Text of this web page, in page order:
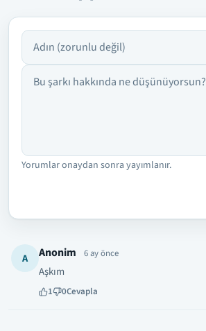
Adın
Yorumun
Yorumlar onaydan sonra yayımlanır.
A Anonim 6 ay önce
Aşkım
1 0Cevapla